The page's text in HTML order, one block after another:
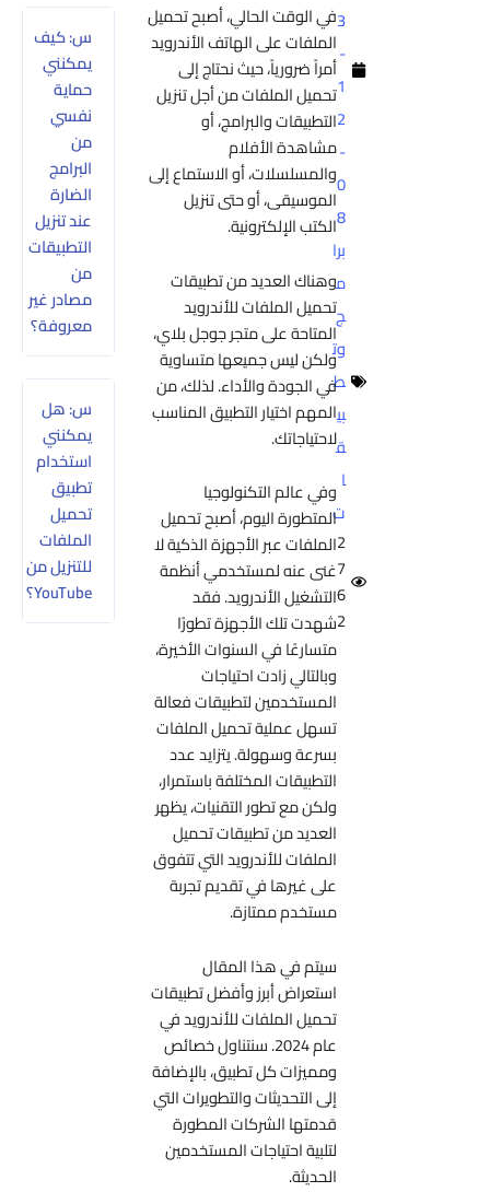
1
برا
ج
وت
ط
ق
ت
6
في الوقت الحالي، أصبح تحميل
الملفات على الهاتف الأندرويد
أمراً ضرورياً، حيث نحتاج إلى
تحميل الملفات من أجل تنزيل
التطبيقات والبرامج، أو
مشاهدة الأفلام
والمسلسلات، أو الاستماع إلى
الموسيقى، أو حتى تنزيل
الكتب الإلكترونية.
وهناك العديد من تطبيقات
تحميل الملفات للأندرويد
المتاحة على متجر جوجل بلاي،
ولكن ليس جميعها متساوية
في الجودة والأداء. لذلك، من
المهم اختيار التطبيق المناسب
لاحتياجاتك.
وفي عالم التكنولوجيا
المتطورة اليوم، أصبح تحميل
الملفات عبر الأجهزة الذكية لا
غنى عنه لمستخدمي أنظمة
التشغيل الأندرويد. فقد
شهدت تلك الأجهزة تطورًا
متسارعًا في السنوات الأخيرة،
وبالتالي زادت احتياجات
المستخدمين لتطبيقات فعالة
تسهل عملية تحميل الملفات
بسرعة وسهولة. يتزايد عدد
التطبيقات المختلفة باستمرار،
ولكن مع تطور التقنيات، يظهر
العديد من تطبيقات تحميل
الملفات للأندرويد التي تتفوق
على غيرها في تقديم تجربة
مستخدم ممتازة.
سيتم في هذا المقال
استعراض أبرز وأفضل تطبيقات
تحميل الملفات للأندرويد في
عام 2024. سنتناول خصائص
ومميزات كل تطبيق، بالإضافة
إلى التحديثات والتطويرات التي
قدمتها الشركات المطورة
لتلبية احتياجات المستخدمين
الحديثة.
س: كيف
يمكنني
حماية
نفسي
من
البرامج
الضارة
عند تنزيل
التطبيقات
من
مصادر غير
معروفة؟
س: هل
يمكنني
استخدام
تطبيق
تحميل
الملفات
للتنزيل من
YouTube؟